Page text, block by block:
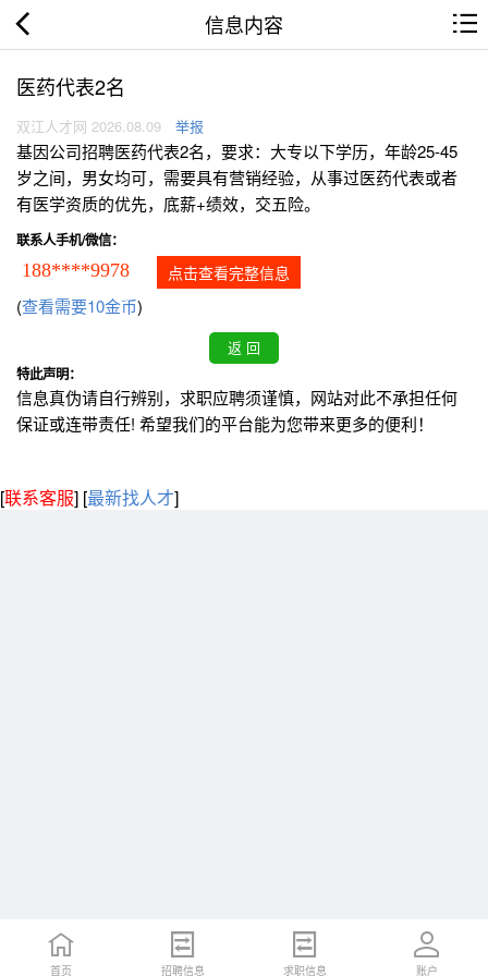
信息内容
医药代表2名
双江人才网 2026.08.09 举报
基因公司招聘医药代表2名，要求：大专以下学历，年龄25-45
岁之间，男女均可，需要具有营销经验，从事过医药代表或者
有医学资质的优先，底薪+绩效，交五险。
联系人手机/微信：
188****9978 点击查看完整信息
(查看需要10金币)
特此声明：
信息真伪请自行辨别，求职应聘须谨慎，网站对此不承担任何
保证或连带责任! 希望我们的平台能为您带来更多的便利！
[联系客服] [最新找人才]
首页 招聘信息 求职信息 账户